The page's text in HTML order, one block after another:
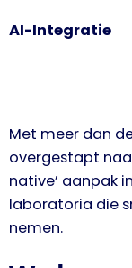
AI-Integratie
Met meer dan
overgestapt
native’ aanpak
laboratoria die
nemen.